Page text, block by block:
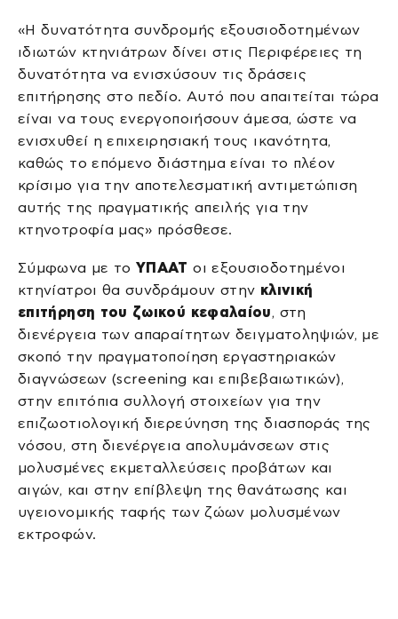
«Η δυνατότητα συνδρομής εξουσιοδοτημένων
ιδιωτών κτηνιάτρων δίνει στις Περιφέρειες τη
δυνατότητα να ενισχύσουν τις δράσεις
επιτήρησης στο πεδίο. Αυτό που απαιτείται τώρα
είναι να τους ενεργοποιήσουν άμεσα, ώστε να
ενισχυθεί η επιχειρησιακή τους ικανότητα,
καθώς το επόμενο διάστημα είναι το πλέον
κρίσιμο για την αποτελεσματική αντιμετώπιση
αυτής της πραγματικής απειλής για την
κτηνοτροφία μας» πρόσθεσε.
Σύμφωνα με τοΥΠΑΑΤ οι εξουσιοδοτημένοι
κτηνίατροι θα συνδράμουν στην κλινική
επιτήρηση του ζωικού κεφαλαίου, στη
διενέργεια των απαραίτητων δειγματοληψιών, με
σκοπό την πραγματοποίηση εργαστηριακών
διαγνώσεων (screening και επιβεβαιωτικών),
στην επιτόπια συλλογή στοιχείων για την
επιζωοτιολογική διερεύνηση της διασποράς της
νόσου, στη διενέργεια απολυμάνσεων στις
μολυσμένες εκμεταλλεύσεις προβάτων και
αιγών, και στην επίβλεψη της θανάτωσης και
υγειονομικής ταφής των ζώων μολυσμένων
εκτροφών.